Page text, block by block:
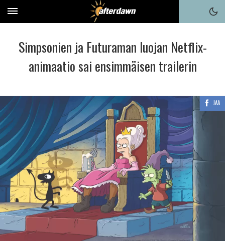
Simpsonien ja Futuraman luojan Netflix-
animaatio sai ensimmäisen trailerin
JAA